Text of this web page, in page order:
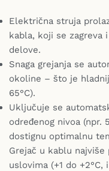
Električna struja
kabla, koji se
delove.
Snaga grejanja se
okoline – što je
65°C).
Uključuje se
određenog nivoa (npr.
dostignu optimalnu
Grejač u kablu
uslovima (+1 do